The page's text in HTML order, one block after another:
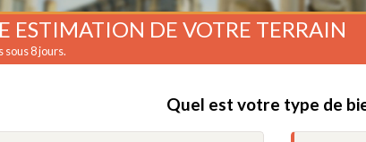
ESTIMATION DE VOTRE TERRAIN
sous 8 jours.
Quel est votre type de